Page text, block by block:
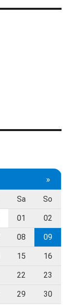
»
Sa So
01 02
08 09
15 16
22 23
29 30